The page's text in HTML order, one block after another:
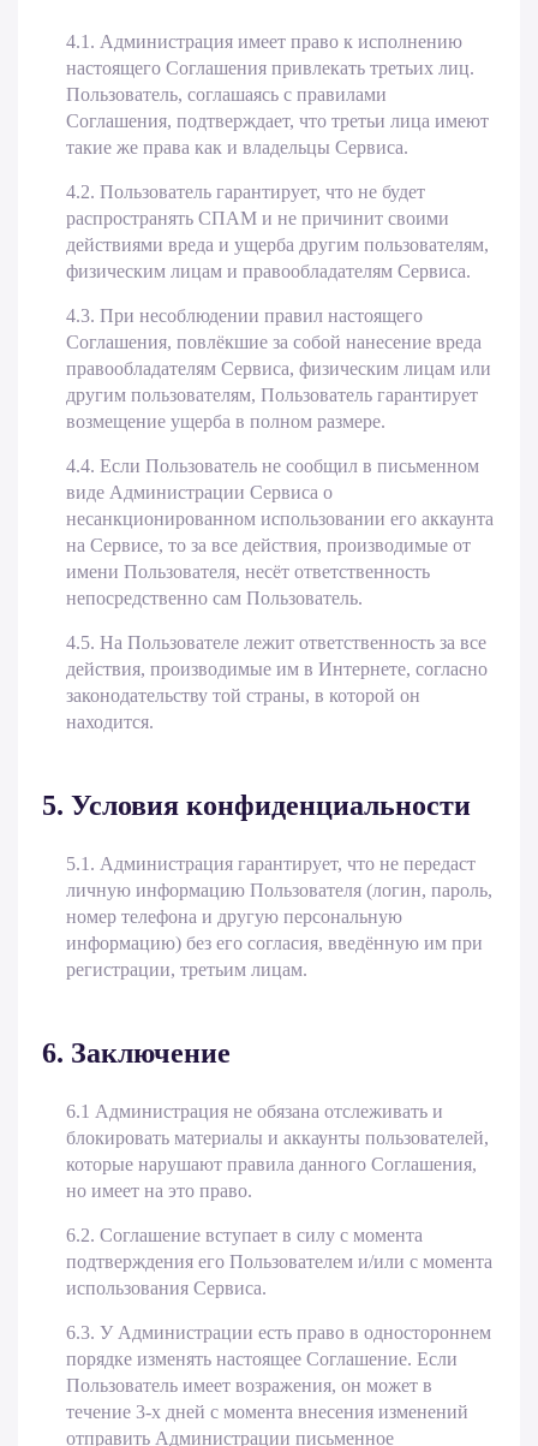
4.1. Администрация имеет право к исполнению
настоящего Соглашения привлекать третьих лиц.
Пользователь, соглашаясь с правилами
Соглашения, подтверждает, что третьи лица имеют
такие же права как и владельцы Сервиса.
4.2. Пользователь гарантирует, что не будет
распространять СПАМ и не причинит своими
действиями вреда и ущерба другим пользователям,
физическим лицам и правообладателям Сервиса.
4.3. При несоблюдении правил настоящего
Соглашения, повлёкшие за собой нанесение вреда
правообладателям Сервиса, физическим лицам или
другим пользователям, Пользователь гарантирует
возмещение ущерба в полном размере.
4.4. Если Пользователь не сообщил в письменном
виде Администрации Сервиса о
несанкционированном использовании его аккаунта
на Сервисе, то за все действия, производимые от
имени Пользователя, несёт ответственность
непосредственно сам Пользователь.
4.5. На Пользователе лежит ответственность за все
действия, производимые им в Интернете, согласно
законодательству той страны, в которой он
находится.
5. Условия конфиденциальности
5.1. Администрация гарантирует, что не передаст
личную информацию Пользователя (логин, пароль,
номер телефона и другую персональную
информацию) без его согласия, введённую им при
регистрации, третьим лицам.
6. Заключение
6.1 Администрация не обязана отслеживать и
блокировать материалы и аккаунты пользователей,
которые нарушают правила данного Соглашения,
но имеет на это право.
6.2. Соглашение вступает в силу с момента
подтверждения его Пользователем и/или с момента
использования Сервиса.
6.3. У Администрации есть право в одностороннем
порядке изменять настоящее Соглашение. Если
Пользователь имеет возражения, он может в
течение 3-х дней с момента внесения изменений
отправить Администрации письменное